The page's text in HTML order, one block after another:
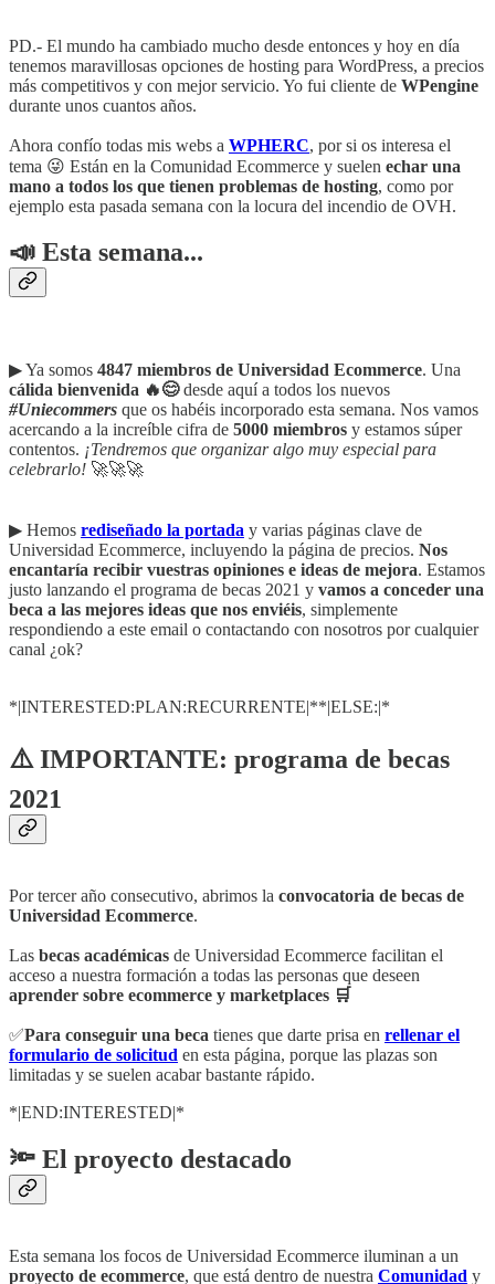
PD.- El mundo ha cambiado mucho desde entonces y hoy en día
tenemos maravillosas opciones de hosting para WordPress, a precios
más competitivos y con mejor servicio. Yo fui cliente de WPengine
durante unos cuantos años.
Ahora confío todas mis webs a WPHERC, por si os interesa el
tema 😜 Están en la Comunidad Ecommerce y suelen echar una
mano a todos los que tienen problemas de hosting, como por
ejemplo esta pasada semana con la locura del incendio de OVH.
📣 Esta semana...
▶︎ Ya somos 4847 miembros de Universidad Ecommerce. Una
cálida bienvenida 🔥😊desde aquí a todos los nuevos
#Uniecommers que os habéis incorporado esta semana. Nos vamos
acercando a la increíble cifra de 5000 miembros y estamos súper
contentos. ¡Tendremos que organizar algo muy especial para
celebrarlo! 🚀🚀🚀
▶︎ Hemos rediseñado la portada y varias páginas clave de
Universidad Ecommerce, incluyendo la página de precios. Nos
encantaría recibir vuestras opiniones e ideas de mejora. Estamos
justo lanzando el programa de becas 2021 y vamos a conceder una
beca a las mejores ideas que nos enviéis, simplemente
respondiendo a este email o contactando con nosotros por cualquier
canal ¿ok?
*|INTERESTED:PLAN:RECURRENTE|**|ELSE:|*
⚠️ IMPORTANTE: programa de becas
2021
Por tercer año consecutivo, abrimos la convocatoria de becas de
Universidad Ecommerce.
Las becas académicas de Universidad Ecommerce facilitan el
acceso a nuestra formación a todas las personas que deseen
aprender sobre ecommerce y marketplaces 🛒
✅Para conseguir una beca tienes que darte prisa en rellenar el
formulario de solicitud en esta página, porque las plazas son
limitadas y se suelen acabar bastante rápido.
*|END:INTERESTED|*
🔦 El proyecto destacado
Esta semana los focos de Universidad Ecommerce iluminan a un
proyecto de ecommerce, que está dentro de nuestra Comunidad y